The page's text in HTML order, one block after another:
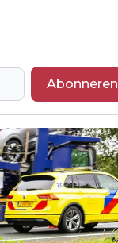
Abonneren